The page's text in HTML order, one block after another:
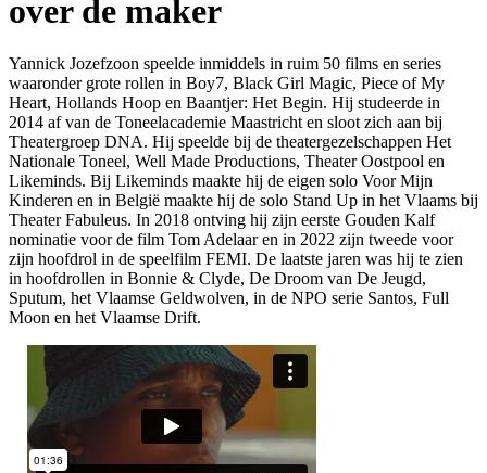
over de maker
Yannick Jozefzoon speelde inmiddels in ruim 50 films en series
waaronder grote rollen in Boy7, Black Girl Magic, Piece of My
Heart, Hollands Hoop en Baantjer: Het Begin. Hij studeerde in
2014 af van de Toneelacademie Maastricht en sloot zich aan bij
Theatergroep DNA. Hij speelde bij de theatergezelschappen Het
Nationale Toneel, Well Made Productions, Theater Oostpool en
Likeminds. Bij Likeminds maakte hij de eigen solo Voor Mijn
Kinderen en in België maakte hij de solo Stand Up in het Vlaams bij
Theater Fabuleus. In 2018 ontving hij zijn eerste Gouden Kalf
nominatie voor de film Tom Adelaar en in 2022 zijn tweede voor
zijn hoofdrol in de speelfilm FEMI. De laatste jaren was hij te zien
in hoofdrollen in Bonnie & Clyde, De Droom van De Jeugd,
Sputum, het Vlaamse Geldwolven, in de NPO serie Santos, Full
Moon en het Vlaamse Drift.